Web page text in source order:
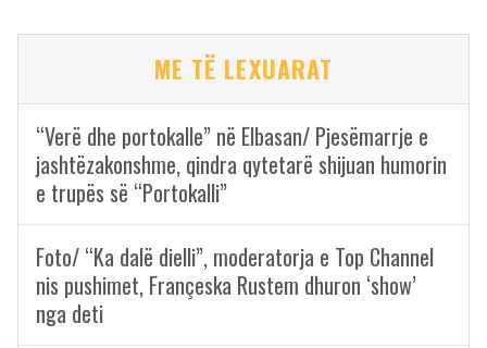
ME TË LEXUARAT
“Verë dhe portokalle” në Elbasan/ Pjesëmarrje e
jashtëzakonshme, qindra qytetarë shijuan humorin
e trupës së “Portokalli”
Foto/ “Ka dalë dielli”, moderatorja e Top Channel
nis pushimet, Françeska Rustem dhuron ‘show’
nga deti